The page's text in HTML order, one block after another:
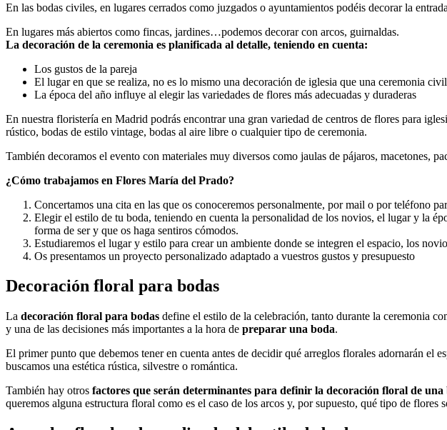
En las bodas civiles, en lugares cerrados como juzgados o ayuntamientos podéis decorar la
En lugares más abiertos como fincas, jardines…podemos decorar con arcos, guirnaldas.
La decoración de la ceremonia es planificada al detalle, teniendo en cuenta:
Los gustos de la pareja
El lugar en que se realiza, no es lo mismo una decoración de iglesia que una ceremonia
La época del año influye al elegir las variedades de flores más adecuadas y duraderas
En nuestra floristería en Madrid podrás encontrar una gran variedad de centros de flores para
rústico, bodas de estilo vintage, bodas al aire libre o cualquier tipo de ceremonia.
También decoramos el evento con materiales muy diversos como jaulas de pájaros, macetones,
¿Cómo trabajamos en Flores María del Prado?
Concertamos una cita en las que os conoceremos personalmente, por mail o por teléfono
Elegir el estilo de tu boda, teniendo en cuenta la personalidad de los novios, el lugar y la
forma de ser y que os haga sentiros cómodos.
Estudiaremos el lugar y estilo para crear un ambiente donde se integren el espacio, los
Os presentamos un proyecto personalizado adaptado a vuestros gustos y presupuesto
Decoración floral para bodas
La decoración floral para bodas define el estilo de la celebración, tanto durante la ceremonia
y una de las decisiones más importantes a la hora de preparar una boda.
El primer punto que debemos tener en cuenta antes de decidir qué arreglos florales adornarán el
buscamos una estética rústica, silvestre o romántica.
También hay otros factores que serán determinantes para definir la decoración floral de una
queremos alguna estructura floral como es el caso de los arcos y, por supuesto, qué tipo de flores